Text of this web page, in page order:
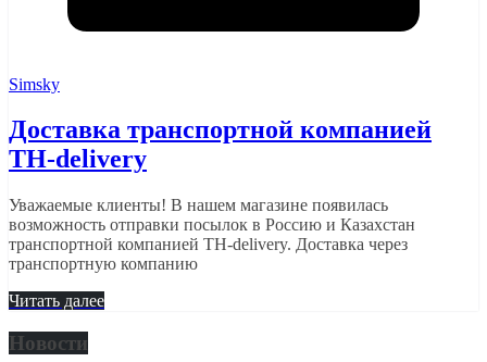
Simsky
Доставка транспортной компанией
TH-delivery
Уважаемые клиенты! В нашем магазине появилась
возможность отправки посылок в Россию и Казахстан
транспортной компанией TH-delivery. Доставка через
транспортную компанию
Читать далее
Новости